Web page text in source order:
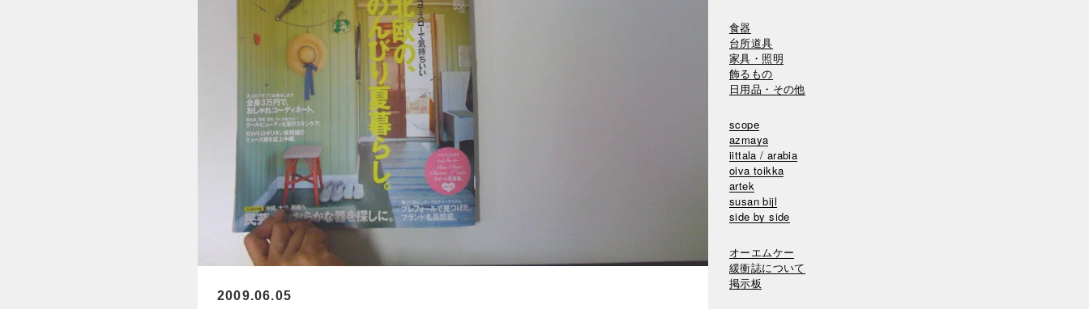
2009.06.05
食器
台所道具
家具・照明
飾るもの
日用品・その他
scope
azmaya
iittala / arabia
oiva toikka
artek
susan bijl
side by side
オーエムケー
緩衝誌について
掲示板